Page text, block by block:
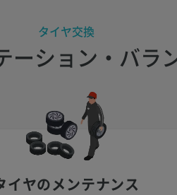
タイヤ交換
ーション・バラ
イヤのメンテナンス